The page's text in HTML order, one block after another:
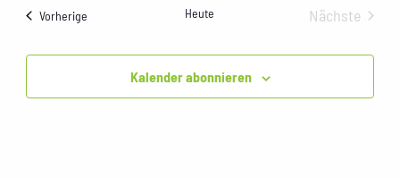
VorherigeVeranstaltungen Heute
Nächste
Kalender abonnieren